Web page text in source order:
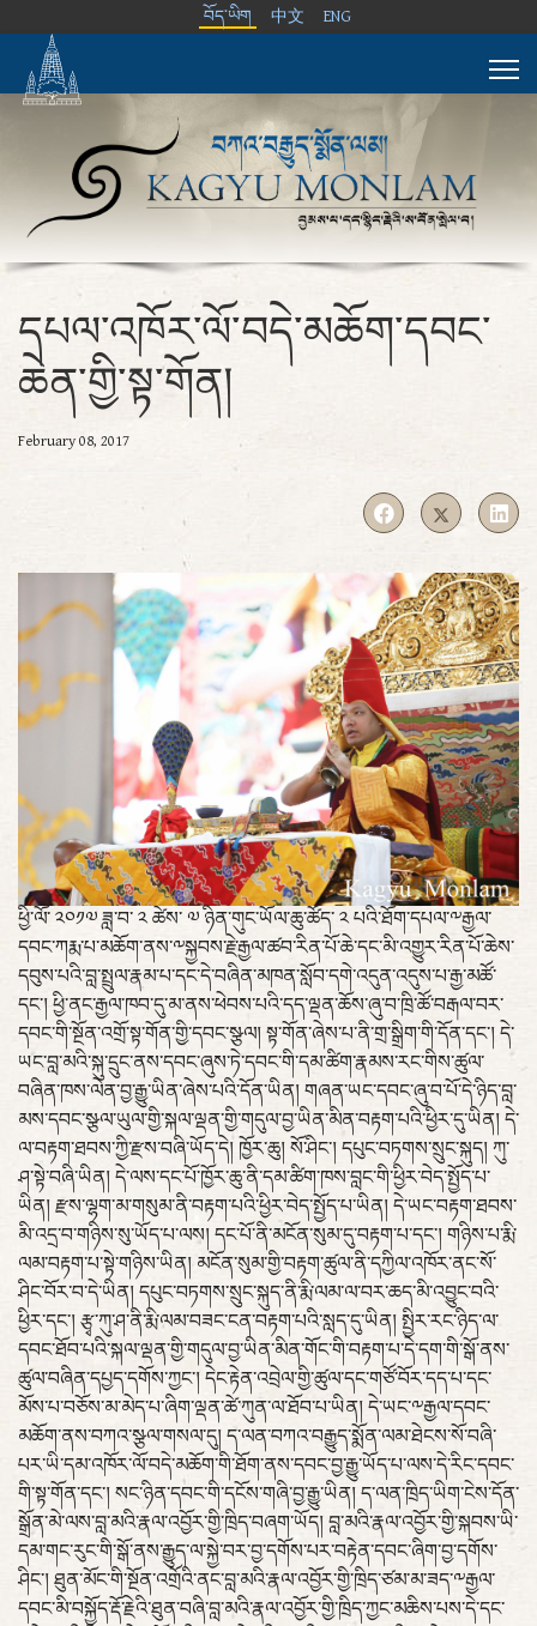
བོད་ཡིག 中文 ENG
དཔལ་འཁོར་ལོ་བདེ་མཆོག་དབང་
ཆེན་གྱི་སྟ་གོན།
February 08, 2017
ཕྱི་ལོ་ ༢༠༡༧ ཟླ་བ་ ༢ ཚེས་ ༧ ཉིན་གུང་ཡོལ་ཆུ་ཚོད་ ༢ པའི་ཐོག་དཔལ་༸རྒྱལ་
དབང་ཀརྨ་པ་མཆོག་ནས་༸སྐྱབས་རྗེ་རྒྱལ་ཚབ་རིན་པོ་ཆེ་དང་མི་འགྱུར་རིན་པོ་ཆེས་
དབུས་པའི་བླ་སྤྲུལ་རྣམ་པ་དང་དེ་བཞིན་མཁན་སློབ་དགེ་འདུན་འདུས་པ་རྒྱ་མཚོ་
དང་། ཕྱི་ནང་རྒྱལ་ཁབ་དུ་མ་ནས་ཕེབས་པའི་དད་ལྡན་ཆོས་ཞུ་བ་ཁྲི་ཚོ་བརྒལ་བར་
དབང་གི་སྔོན་འགྲོ་སྟ་གོན་གྱི་དབང་སྩལ། སྟ་གོན་ཞེས་པ་ནི་གྲ་སྒྲིག་གི་དོན་དང་། དེ་
ཡང་བླ་མའི་སྐུ་དྲུང་ནས་དབང་ཞུས་ཏེ་དབང་གི་དམ་ཚིག་རྣམས་རང་གིས་ཚུལ་
བཞིན་ཁས་ལེན་བྱ་རྒྱུ་ཡིན་ཞེས་པའི་དོན་ཡིན། གཞན་ཡང་དབང་ཞུ་བ་པོ་དེ་ཉིད་བླ་
མས་དབང་སྩལ་ཡུལ་གྱི་སྐལ་ལྡན་གྱི་གདུལ་བྱ་ཡིན་མིན་བརྟག་པའི་ཕྱིར་དུ་ཡིན། དེ་
ལ་བརྟག་ཐབས་ཀྱི་རྫས་བཞི་ཡོད་དེ། ཁྱོར་ཆུ། སོ་ཤིང་། དཔུང་བཏགས་སྲུང་སྐུད། ཀུ་
ཤ་སྟེ་བཞི་ཡིན། དེ་ལས་དང་པོ་ཁྱོར་ཆུ་ནི་དམ་ཚིག་ཁས་བླང་གི་ཕྱིར་བེད་སྤྱོད་པ་
ཡིན། རྫས་ལྷག་མ་གསུམ་ནི་བརྟག་པའི་ཕྱིར་བེད་སྤྱོད་པ་ཡིན། དེ་ཡང་བརྟག་ཐབས་
མི་འདྲ་བ་གཉིས་སུ་ཡོད་པ་ལས། དང་པོ་ནི་མངོན་སུམ་དུ་བརྟག་པ་དང་། གཉིས་པ་རྨི་
ལམ་བརྟག་པ་སྟེ་གཉིས་ཡིན། མངོན་སུམ་གྱི་བརྟག་ཚུལ་ནི་དཀྱིལ་འཁོར་ནང་སོ་
ཤིང་བོར་བ་དེ་ཡིན། དཔུང་བཏགས་སྲུང་སྐུད་ནི་རྨི་ལམ་ལ་བར་ཆད་མི་འབྱུང་བའི་
ཕྱིར་དང་། རྩྭ་ཀུ་ཤ་ནི་རྨི་ལམ་བཟང་ངན་བརྟག་པའི་སླད་དུ་ཡིན། སྤྱིར་རང་ཉིད་ལ་
དབང་ཐོབ་པའི་སྐལ་ལྡན་གྱི་གདུལ་བྱ་ཡིན་མིན་གོང་གི་བརྟག་པ་དེ་དག་གི་སྒོ་ནས་
ཚུལ་བཞིན་དཔྱད་དགོས་ཀྱང་། དེང་རྟེན་འབྲེལ་གྱི་ཚུལ་དང་གཙོ་བོར་དད་པ་དང་
མོས་པ་བཅོས་མ་མེད་པ་ཞིག་ལྡན་ཚེ་ཀུན་ལ་ཐོབ་པ་ཡིན། དེ་ཡང་༸རྒྱལ་དབང་
མཆོག་ནས་བཀའ་སྩལ་གསལ་དུ། ད་ལན་བཀའ་བརྒྱུད་སྨོན་ལམ་ཐེངས་སོ་བཞི་
པར་ཡི་དམ་འཁོར་ལོ་བདེ་མཆོག་གི་ཐོག་ནས་དབང་བྱ་རྒྱུ་ཡོད་པ་ལས་དེ་རིང་དབང་
གི་སྟ་གོན་དང་། སང་ཉིན་དབང་གི་དངོས་གཞི་བྱ་རྒྱུ་ཡིན། ད་ལན་ཁྲིད་ཡིག་ངེས་དོན་
སྒྲོན་མེ་ལས་བླ་མའི་རྣལ་འབྱོར་གྱི་ཁྲིད་བཞག་ཡོད། བླ་མའི་རྣལ་འབྱོར་གྱི་སྐབས་ཡི་
དམ་གང་རུང་གི་སྒོ་ནས་རྒྱུད་ལ་སྐྱེ་བར་བྱ་དགོས་པར་བརྟེན་དབང་ཞིག་བྱ་དགོས་
ཤིང་། ཐུན་མོང་གི་སྔོན་འགྲོའི་ནང་བླ་མའི་རྣལ་འབྱོར་གྱི་ཁྲིད་ཙམ་མ་ཟད་༸རྒྱལ་
དབང་མི་བསྐྱོད་རྡོ་རྗེའི་ཐུན་བཞི་བླ་མའི་རྣལ་འབྱོར་གྱི་ཁྲིད་ཀྱང་མཆིས་པས་དེ་དང་